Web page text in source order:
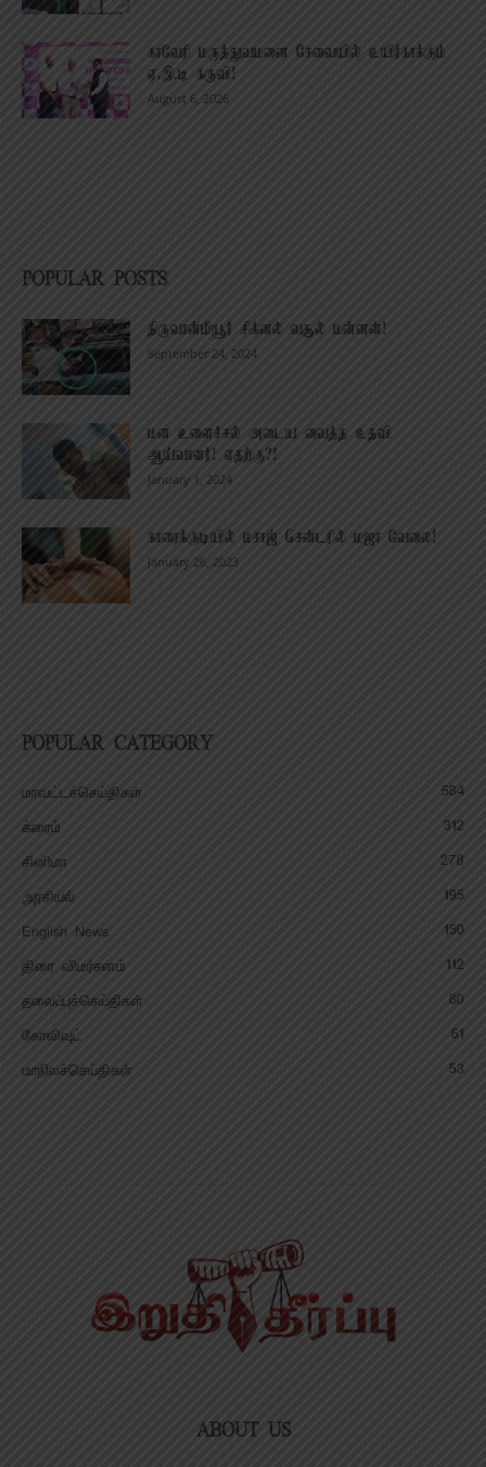
காவேரி மருத்துவமனை சேவையில் உயிர்காக்கும்
ஏ.இ.டி கருவி!
August 6, 2026
POPULAR POSTS
திருவான்மியூர் சிக்னல் வசூல் மன்னன்!
September 24, 2024
மன உளைச்சல் அடைய வைத்த உதவி
ஆய்வாளர்! எதற்கு?!
January 1, 2024
காரைக்குடியில் மசாஜ் சென்டரில் மஜா வேலை!
January 26, 2023
POPULAR CATEGORY
மாவட்டச்செய்திகள்
584
க்ரைம்
312
சினிமா
278
அரசியல்
195
English News
150
திரை விமர்சனம்
112
தலைப்புச்செய்திகள்
80
கோலிவுட்
61
மாநிலச்செய்திகள்
53
ABOUT US